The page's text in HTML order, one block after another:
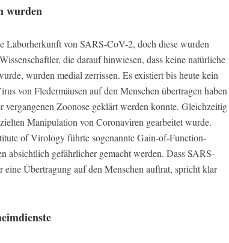
wurden
Laborherkunft von SARS-CoV-2, doch diese wurden
die darauf hinwiesen, dass keine natürliche
wurden medial zerrissen. Es existiert bis heute kein
von Fledermäusen auf den Menschen übertragen haben
vergangenen Zoonose geklärt werden konnte. Gleichzeitig
Manipulation von Coronaviren gearbeitet wurde.
of Virology führte sogenannte Gain-of-Function-
absichtlich gefährlicher gemacht werden. Dass SARS-
Übertragung auf den Menschen auftrat, spricht klar